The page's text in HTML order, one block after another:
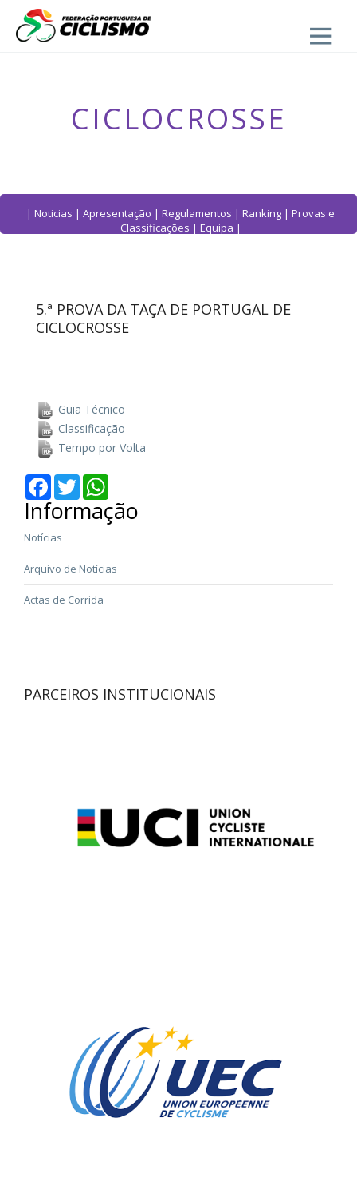
Close
CICLOCROSSE
| Noticias | Apresentação | Regulamentos | Ranking | Provas e
Classificações | Equipa |
5.ª PROVA DA TAÇA DE PORTUGAL DE
CICLOCROSSE
Guia Técnico
Classificação
Tempo por Volta
Facebook
Twitter
Informação
Notícias
Arquivo de Notícias
Actas de Corrida
PARCEIROS INSTITUCIONAIS